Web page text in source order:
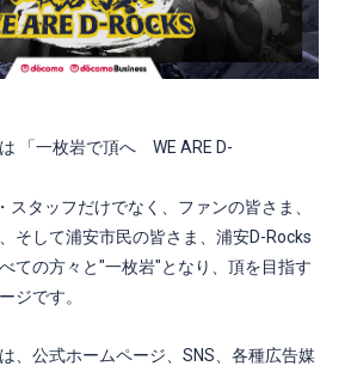
「一枚岩で頂へ WE ARE D-
スタッフだけでなく、ファンの皆さま、
そして浦安市民の皆さま、浦安D-Rocks
ての方々と"一枚岩"となり、頂を目指す
ジです。
、公式ホームページ、SNS、各種広告媒